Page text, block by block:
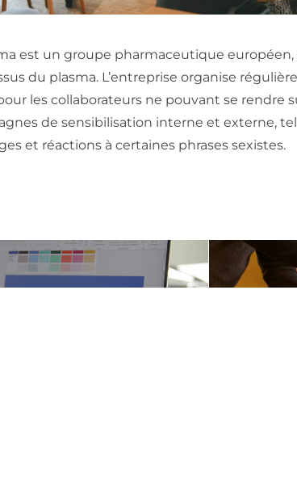
est un groupe pharmaceutique
du plasma. L’entreprise organise
les collaborateurs ne pouvant se rendre
de sensibilisation interne et externe,
et réactions à certaines phrases sexistes.